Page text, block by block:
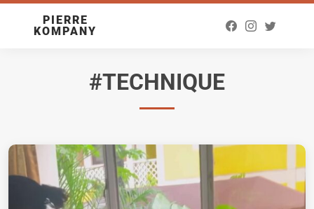
PIERRE
KOMPANY
#TECHNIQUE